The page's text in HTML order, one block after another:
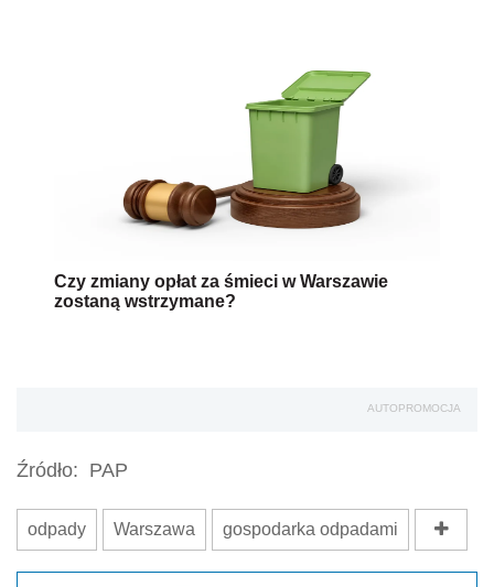
Czy zmiany opłat za śmieci w Warszawie
zostaną wstrzymane?
AUTOPROMOCJA
Źródło: PAP
odpady Warszawa gospodarka odpadami